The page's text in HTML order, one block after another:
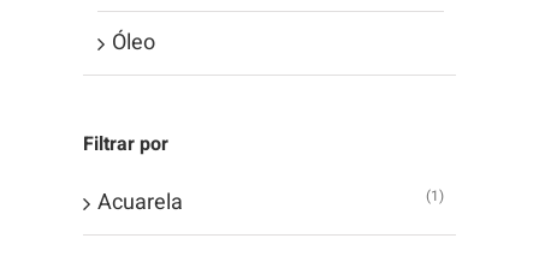
Óleo
Filtrar por
Acuarela (1)